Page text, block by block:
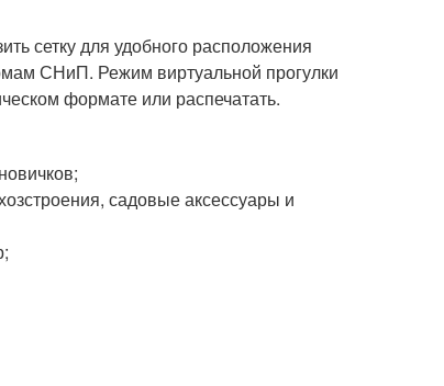
сетку для удобного расположения
СНиП. Режим виртуальной прогулки
формате или распечатать.
садовые аксессуары и